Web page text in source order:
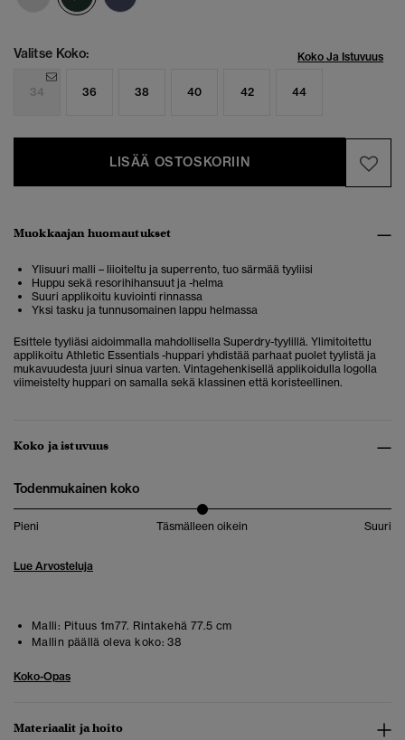
Valitse Koko: Koko Ja Istuvuus
34 36 38 40 42 44
LISÄÄ OSTOSKORIIN
Muokkaajan huomautukset
Ylisuuri malli – liioiteltu ja superrento, tuo särmää tyyliisi
Huppu sekä resorihihansuut ja -helma
Suuri applikoitu kuviointi rinnassa
Yksi tasku ja tunnusomainen lappu helmassa
Esittele tyyliäsi aidoimmalla mahdollisella Superdry-tyylillä. Ylimitoitettu
applikoitu Athletic Essentials -huppari yhdistää parhaat puolet tyylistä ja
mukavuudesta juuri sinua varten. Vintagehenkisellä applikoidulla logolla
viimeistelty huppari on samalla sekä klassinen että koristeellinen.
Koko ja istuvuus
Todenmukainen koko
Pieni Täsmälleen oikein Suuri
Lue Arvosteluja
Malli: Pituus 1m77. Rintakehä 77.5 cm
Mallin päällä oleva koko: 38
Koko-Opas
Materiaalit ja hoito